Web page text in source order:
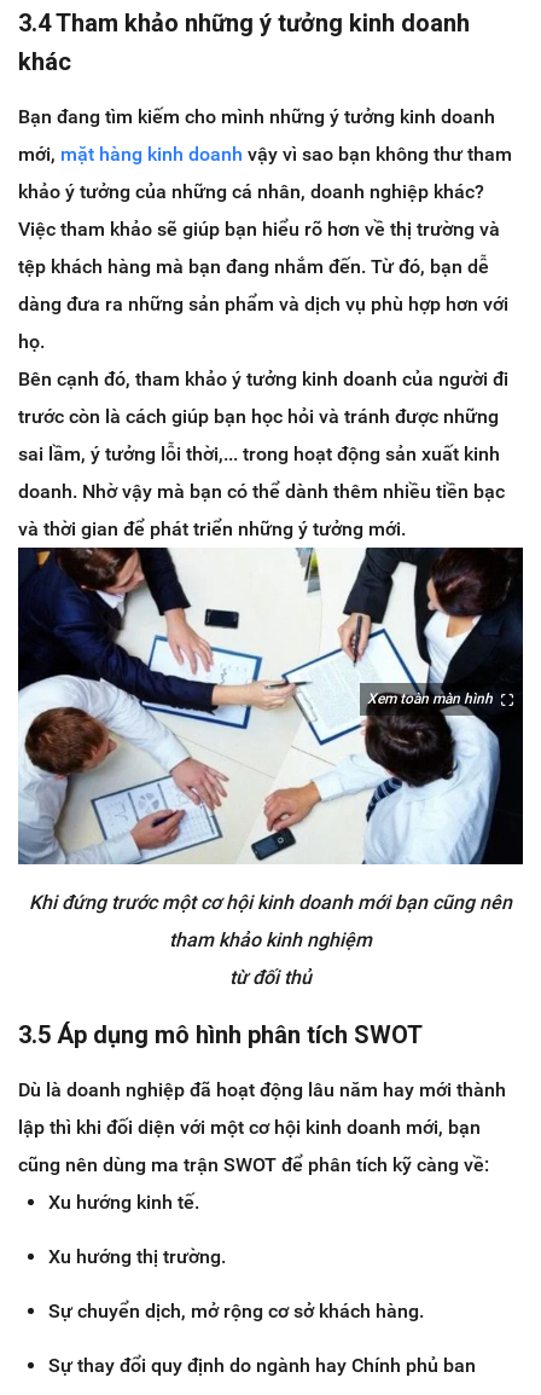
3.4 Tham khảo những ý tưởng kinh doanh
khác
Bạn đang tìm kiếm cho mình những ý tưởng kinh doanh
mới, mặt hàng kinh doanh vậy vì sao bạn không thư tham
khảo ý tưởng của những cá nhân, doanh nghiệp khác?
Việc tham khảo sẽ giúp bạn hiểu rõ hơn về thị trường và
tệp khách hàng mà bạn đang nhắm đến. Từ đó, bạn dễ
dàng đưa ra những sản phẩm và dịch vụ phù hợp hơn với
họ.
Bên cạnh đó, tham khảo ý tưởng kinh doanh của người đi
trước còn là cách giúp bạn học hỏi và tránh được những
sai lầm, ý tưởng lỗi thời,... trong hoạt động sản xuất kinh
doanh. Nhờ vậy mà bạn có thể dành thêm nhiều tiền bạc
và thời gian để phát triển những ý tưởng mới.
Xem toàn màn hình
Khi đứng trước một cơ hội kinh doanh mới bạn cũng nên
tham khảo kinh nghiệm
từ đối thủ
3.5 Áp dụng mô hình phân tích SWOT
Dù là doanh nghiệp đã hoạt động lâu năm hay mới thành
lập thì khi đối diện với một cơ hội kinh doanh mới, bạn
cũng nên dùng ma trận SWOT để phân tích kỹ càng về:
Xu hướng kinh tế.
Xu hướng thị trường.
Sự chuyển dịch, mở rộng cơ sở khách hàng.
Sự thay đổi quy định do ngành hay Chính phủ ban